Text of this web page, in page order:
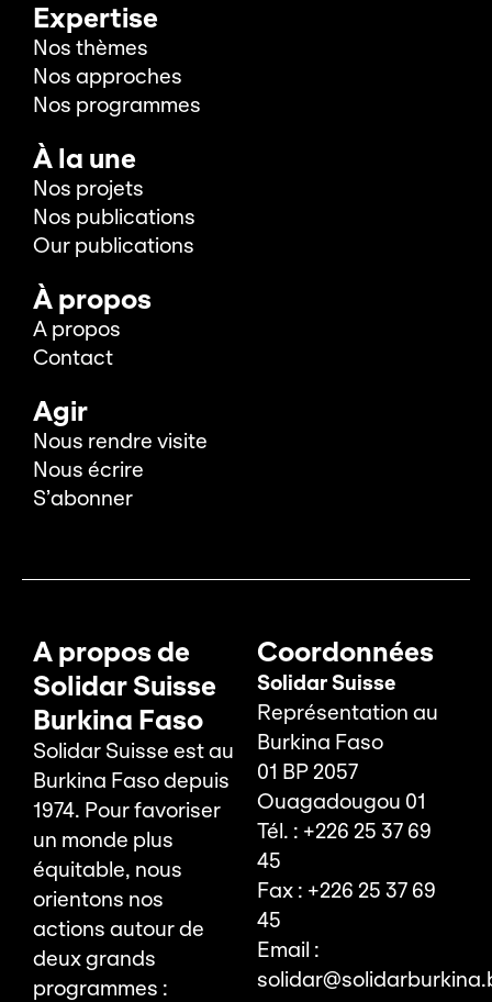
Expertise
Nos thèmes
Nos approches
Nos programmes
À la une
Nos projets
Nos publications
Our publications
À propos
A propos
Contact
Agir
Nous rendre visite
Nous écrire
S’abonner
A propos de
Solidar Suisse
Burkina Faso
Solidar Suisse est au
Burkina Faso depuis
1974. Pour favoriser
un monde plus
équitable, nous
orientons nos
actions autour de
deux grands
programmes :
Coordonnées
Solidar Suisse
Représentation au
Burkina Faso
01 BP 2057
Ouagadougou 01
Tél. : +226 25 37 69
45
Fax : +226 25 37 69
45
Email :